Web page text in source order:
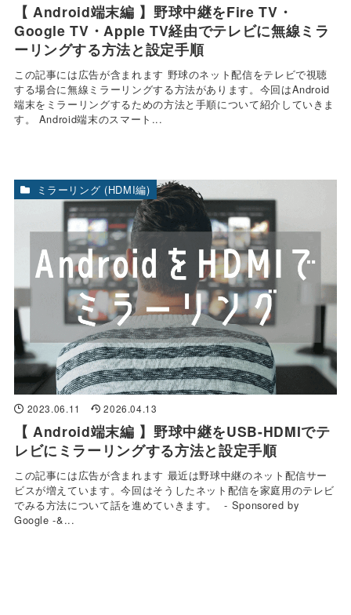
【 Android端末編 】野球中継をFire TV・
Google TV・Apple TV経由でテレビに無線ミラ
ーリングする方法と設定手順
この記事には広告が含まれます 野球のネット配信をテレビで視聴
する場合に無線ミラーリングする方法があります。今回はAndroid
端末をミラーリングするための方法と手順について紹介していきま
す。 Android端末のスマート...
2023.06.11 2026.04.13
【 Android端末編 】野球中継をUSB-HDMIでテ
レビにミラーリングする方法と設定手順
この記事には広告が含まれます 最近は野球中継のネット配信サー
ビスが増えています。今回はそうしたネット配信を家庭用のテレビ
でみる方法について話を進めていきます。 - Sponsored by
Google -&...
ミラーリング (HDMI編)